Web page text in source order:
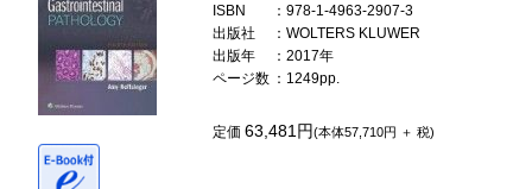
ISBN
：978-1-4963-2907-3
出版社
：WOLTERS KLUWER
出版年
：2017年
ページ数 ：1249pp.
定価63,481円(本体57,710円 ＋ 税)